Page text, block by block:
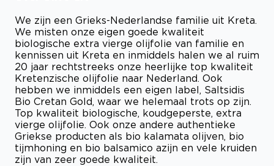
We zijn een Grieks-Nederlandse familie uit Kreta.
We misten onze eigen goede kwaliteit
biologische extra vierge olijfolie van familie en
kennissen uit Kreta en inmiddels halen we al ruim
20 jaar rechtstreeks onze heerlijke top kwaliteit
Kretenzische olijfolie naar Nederland. Ook
hebben we inmiddels een eigen label, Saltsidis
Bio Cretan Gold, waar we helemaal trots op zijn.
Top kwaliteit biologische, koudgeperste, extra
vierge olijfolie. Ook onze andere authentieke
Griekse producten als bio kalamata olijven, bio
tijmhoning en bio balsamico azijn en vele kruiden
zijn van zeer goede kwaliteit.